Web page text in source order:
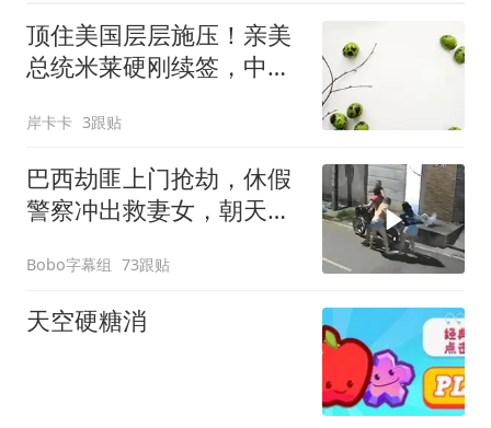
顶住美国层层施压！亲美
总统米莱硬刚续签，中阿
岸卡卡 3跟贴
巴西劫匪上门抢劫，休假
警察冲出救妻女，朝天鸣
Bobo字幕组 73跟贴
天空硬糖消